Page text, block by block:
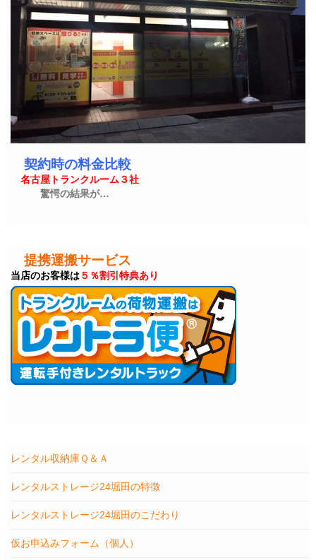
契約時の料金比較
名古屋トランクルーム３社
驚愕の結果が…
提携運搬サービス
当店のお客様は５％割引特典あり
レンタル収納庫Ｑ＆Ａ
レンタルストレージ24堀田の特徴
レンタルストレージ24堀田のこだわり
仮お申込みフォーム（個人）